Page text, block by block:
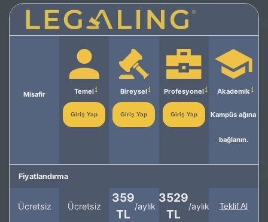
Misafir Temel
Giriş Yap
Bireysel
Giriş Yap
Profesyonel
Giriş Yap
Akademik
Kampüs ağına
bağlanın.
Fiyatlandırma
Ücretsiz Ücretsiz
359
TL
/aylık
3529
TL
/aylık Teklif Al